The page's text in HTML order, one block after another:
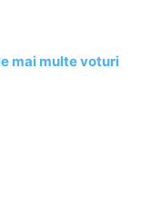
mai multe voturi